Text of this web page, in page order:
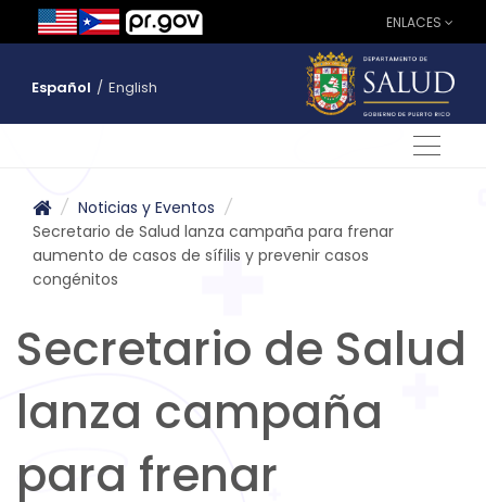
ENLACES
Español / English
/ Noticias y Eventos /
Secretario de Salud lanza campaña para frenar
aumento de casos de sífilis y prevenir casos
congénitos
Secretario de Salud
lanza campaña
para frenar